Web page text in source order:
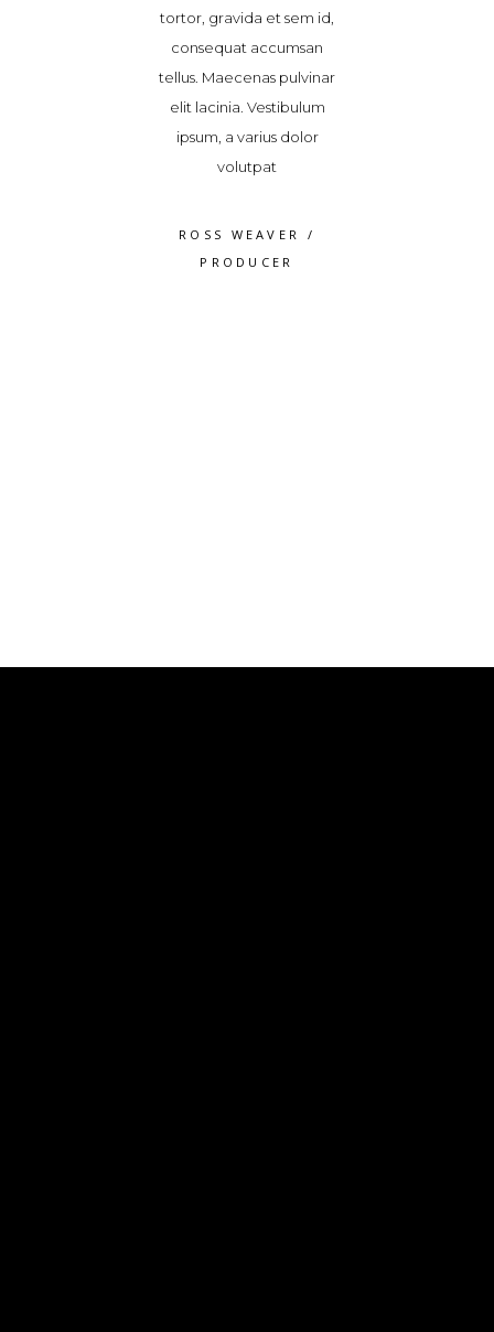
tortor, gravida et sem id,
consequat accumsan
tellus. Maecenas pulvinar
elit lacinia. Vestibulum
ipsum, a varius dolor
ROSS WEAVER
/
PRODUCER
Vestibulum vitae porttitor
nibh. Nam eget ultricies
risus. Nunc consectetur
quam odio, malesuada
fames ac ante ipsum